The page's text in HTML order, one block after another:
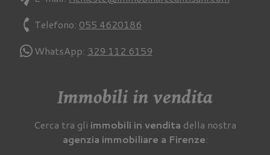
phoneTelefono: 055 4620186
WhatsApp: 329 112 6159
Immobili in vendita
Cerca tra gli immobili in vendita della nostra
agenzia immobiliare a Firenze: